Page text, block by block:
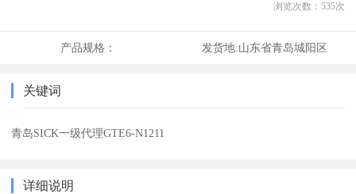
浏览次数： 535次
产品规格： 发货地:山东省青岛城阳区
关键词
青岛SICK一级代理GTE6-N1211
详细说明